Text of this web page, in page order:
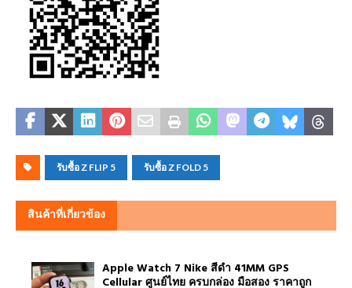
รับซื้อ Z FLIP 5 รับซื้อ Z FOLD 5
สินค้าที่เกี่ยวข้อง
Apple Watch 7 Nike สีดำ 41MM GPS
Cellular ศูนย์ไทย ครบกล่อง มือสอง ราคาถูก